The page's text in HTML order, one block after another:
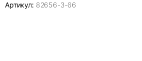
Артикул: 82656-3-66